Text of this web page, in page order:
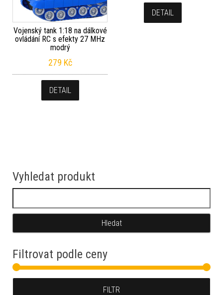
Vojenský tank 1:18 na dálkové
ovládání RC s efekty 27 MHz
modrý
279 Kč
DETAIL
DETAIL
Vyhledat produkt
Filtrovat podle ceny
FILTR